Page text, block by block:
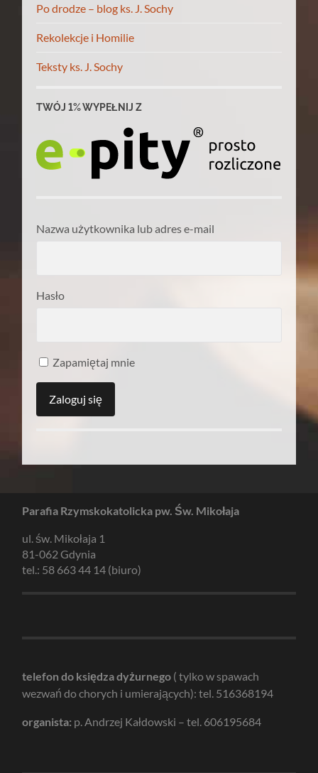
Po drodze – blog ks. J. Sochy
Rekolekcje i Homilie
Teksty ks. J. Sochy
TWÓJ 1% WYPEŁNIJ Z
Nazwa użytkownika lub adres e-mail
Hasło
Zapamiętaj mnie
Parafia Rzymskokatolicka pw. Św. Mikołaja
ul. św. Mikołaja 1
81-062 Gdynia
tel.: 58 663 44 14 (biuro)
telefon do księdza dyżurnego ( tylko w spawach
wezwań do chorych i umierających): tel. 516368194
organista: p. Andrzej Kałdowski – tel. 606195684